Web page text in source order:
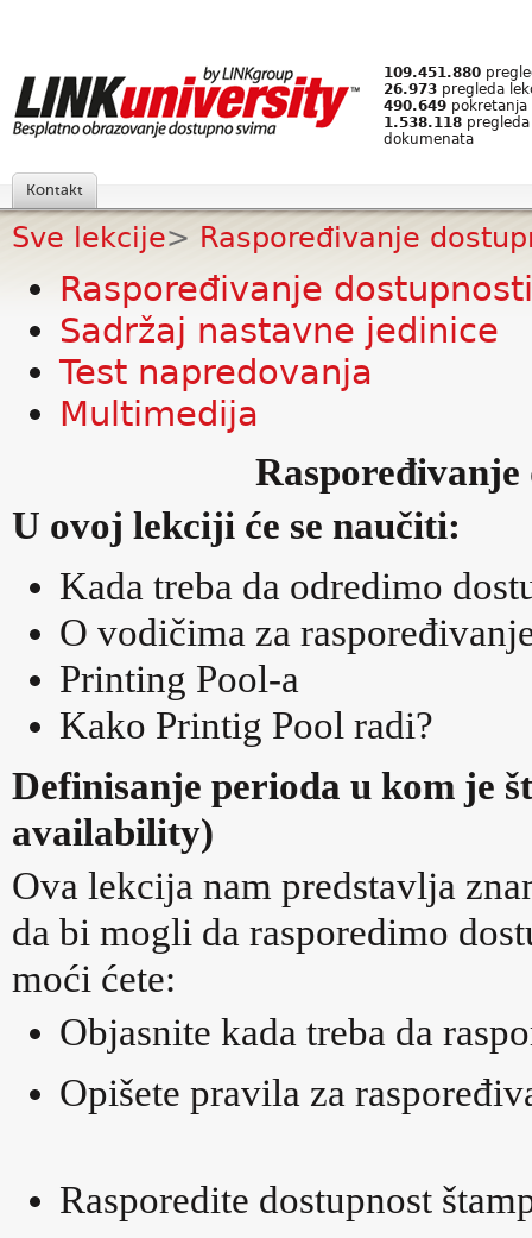
109.451.880
26.973 pregleda
490.649 pokretanja
1.538.118
dokumenata
Kontakt
Sve lekcije> Raspoređivanje
Raspoređivanje
Sadržaj nastavne jedinice
Test napredovanja
Multimedija
U ovoj lekciji će se naučiti:
Kada treba da odredimo
O vodičima za
Printing Pool-a
Kako Printig Pool radi?
Definisanje perioda u kom je
availability)
Ova lekcija nam predstavlja
da bi mogli da rasporedimo
moći ćete:
Objasnite kada treba da
Opišete pravila za
Rasporedite dostupnost